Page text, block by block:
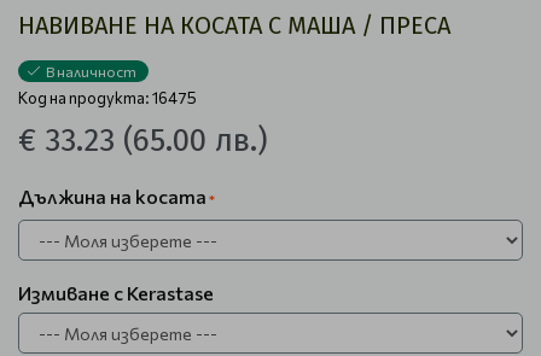
НАВИВАНЕ НА КОСАТА С МАША / ПРЕСА
В наличност
Код на продукта: 16475
€ 33.23 (65.00 лв.)
Дължина на косата
Измиване с Kerastase